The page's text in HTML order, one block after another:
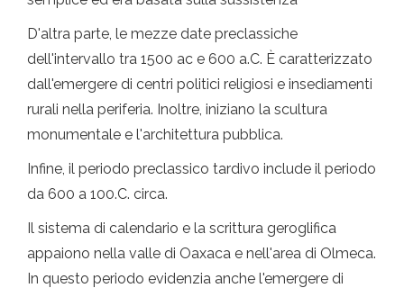
D'altra parte, le mezze date preclassiche
dell'intervallo tra 1500 ac e 600 a.C. È caratterizzato
dall'emergere di centri politici religiosi e insediamenti
rurali nella periferia. Inoltre, iniziano la scultura
monumentale e l'architettura pubblica.
Infine, il periodo preclassico tardivo include il periodo
da 600 a 100.C. circa.
Il sistema di calendario e la scrittura geroglifica
appaiono nella valle di Oaxaca e nell'area di Olmeca.
In questo periodo evidenzia anche l'emergere di